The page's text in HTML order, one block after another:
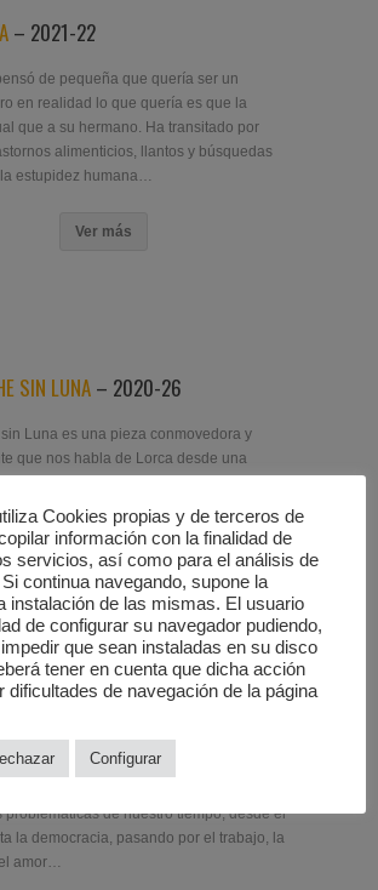
– 2021-22
de pequeña que quería ser un
en realidad lo que quería es que la
que a su hermano. Ha transitado por
alimenticios, llantos y búsquedas
estupidez humana…
Ver más
SIN LUNA – 2020-26
Luna es una pieza conmovedora y
que nos habla de Lorca desde una
aquí entre nosotros…
Ver más
a utilizar el teatro como un espacio
problemáticas de nuestro tiempo, desde el
la democracia, pasando por el trabajo, la
amor…
Cookies propias y de terceros de
información con la finalidad de
servicios, así como para el análisis de
continua navegando, supone la
instalación de las mismas. El usuario
de configurar su navegador pudiendo,
que sean instaladas en su disco
tener en cuenta que dicha acción
dificultades de navegación de la página
Configurar